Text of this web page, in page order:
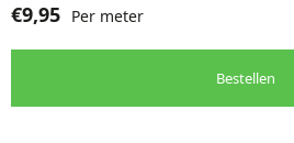
€9,95 Per meter
Bestellen